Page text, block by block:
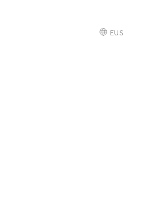
EUS